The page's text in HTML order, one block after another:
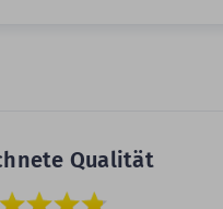
Qualität